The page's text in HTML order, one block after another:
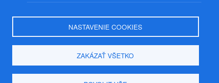
NASTAVENIE COOKIES
ZAKÁZAŤ VŠETKO